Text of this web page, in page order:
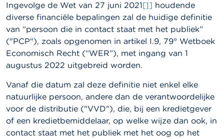
e
n
O
v
e
r
d
e
F
S
M
A
Ingevolge de Wet van 27 juni 2021[1] houdende
diverse financiële bepalingen zal de huidige definitie
van “persoon die in contact staat met het publiek”
("PCP"), zoals opgenomen in artikel I.9, 79° Wetboek
Economisch Recht (“WER”), met ingang van 1
augustus 2022 uitgebreid worden.
Vanaf die datum zal deze definitie niet enkel elke
natuurlijke persoon, andere dan de verantwoordelijke
voor de distributie ("VVD"), die, bij een kredietgever
of een kredietbemiddelaar, op welke wijze dan ook, in
contact staat met het publiek met het oog op het